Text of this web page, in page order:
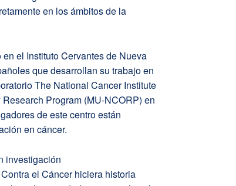
en los ámbitos de la
el Instituto Cervantes de Nueva
que desarrollan su trabajo en
The National Cancer Institute
Program (MU-NCORP) en
de este centro están
en cáncer.
investigación
el Cáncer hiciera historia